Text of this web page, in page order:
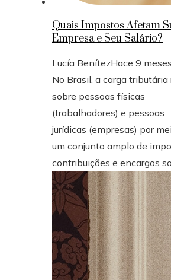
Quais Impostos Afetam
Empresa e Seu Salário?
Lucía BenítezHace 9 meses
No Brasil, a carga tributária
sobre pessoas físicas
(trabalhadores) e pessoas
jurídicas (empresas) por
um conjunto amplo de
contribuições e encargos